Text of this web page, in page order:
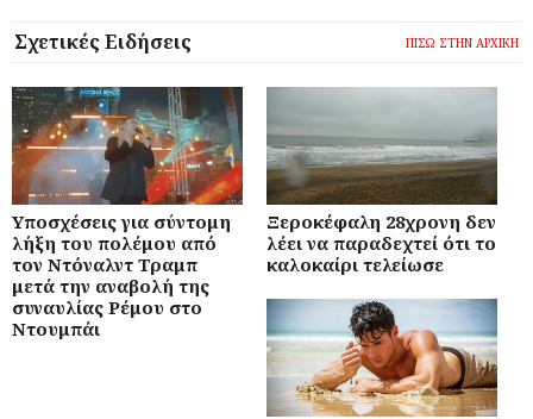
Σχετικές Ειδήσεις ΠΙΣΩ ΣΤΗΝ ΑΡΧΙΚΗ
Υποσχέσεις για σύντομη
λήξη του πολέμου από
τον Ντόναλντ Τραμπ
μετά την αναβολή της
συναυλίας Ρέμου στο
Ντουμπάι
Ξεροκέφαλη 28χρονη δεν
λέει να παραδεχτεί ότι το
καλοκαίρι τελείωσε